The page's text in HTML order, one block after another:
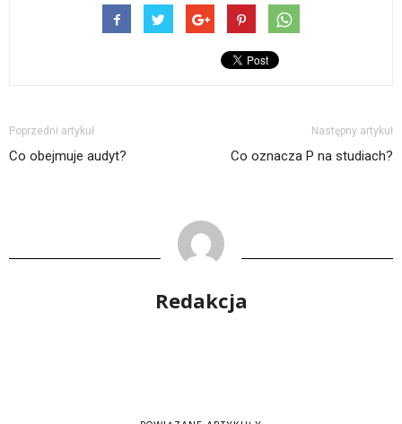
Poprzedni artykuł
Co obejmuje audyt?
Następny artykuł
Co oznacza P na studiach?
Redakcja